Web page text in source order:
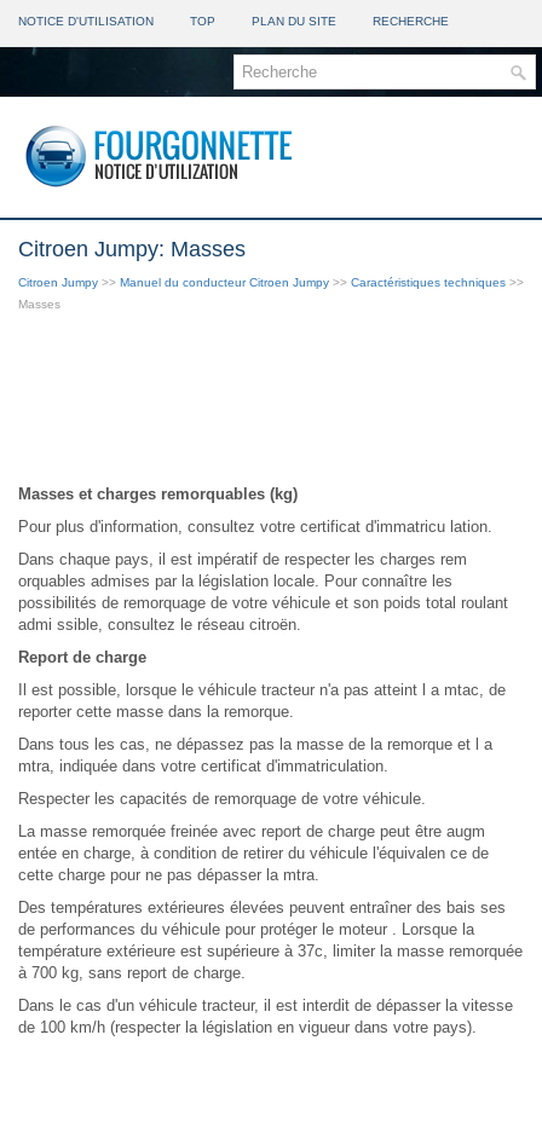
NOTICE D'UTILISATION TOP PLAN DU SITE RECHERCHE
Citroen Jumpy: Masses
Citroen Jumpy >> Manuel du conducteur Citroen Jumpy >> Caractéristiques techniques >>
Masses
Masses et charges remorquables (kg)
Pour plus d'information, consultez votre certificat d'immatricu lation.
Dans chaque pays, il est impératif de respecter les charges rem
orquables admises par la législation locale. Pour connaître les
possibilités de remorquage de votre véhicule et son poids total roulant
admi ssible, consultez le réseau citroën.
Report de charge
Il est possible, lorsque le véhicule tracteur n'a pas atteint l a mtac, de
reporter cette masse dans la remorque.
Dans tous les cas, ne dépassez pas la masse de la remorque et l a
mtra, indiquée dans votre certificat d'immatriculation.
Respecter les capacités de remorquage de votre véhicule.
La masse remorquée freinée avec report de charge peut être augm
entée en charge, à condition de retirer du véhicule l'équivalen ce de
cette charge pour ne pas dépasser la mtra.
Des températures extérieures élevées peuvent entraîner des bais ses
de performances du véhicule pour protéger le moteur . Lorsque la
température extérieure est supérieure à 37c, limiter la masse remorquée
à 700 kg, sans report de charge.
Dans le cas d'un véhicule tracteur, il est interdit de dépasser la vitesse
de 100 km/h (respecter la législation en vigueur dans votre pays).